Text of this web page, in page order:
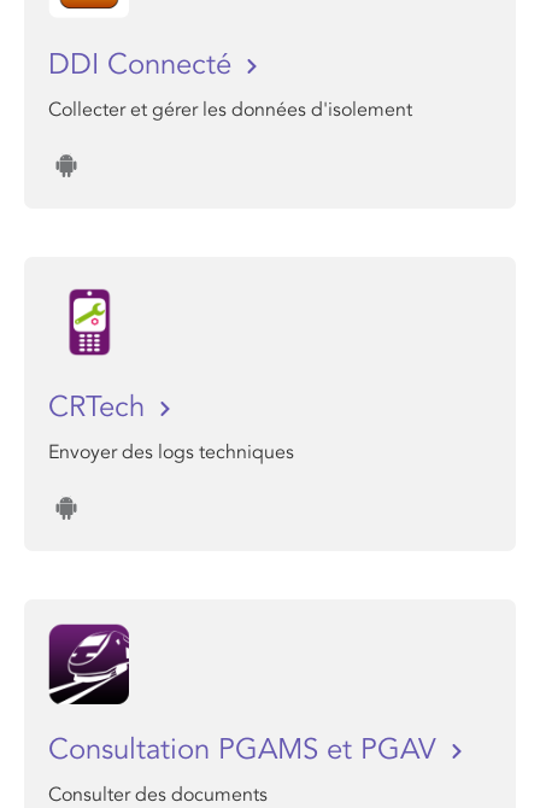
DDI Connecté
Collecter et gérer les données d'isolement
CRTech
Envoyer des logs techniques
Consultation PGAMS et PGAV
Consulter des documents